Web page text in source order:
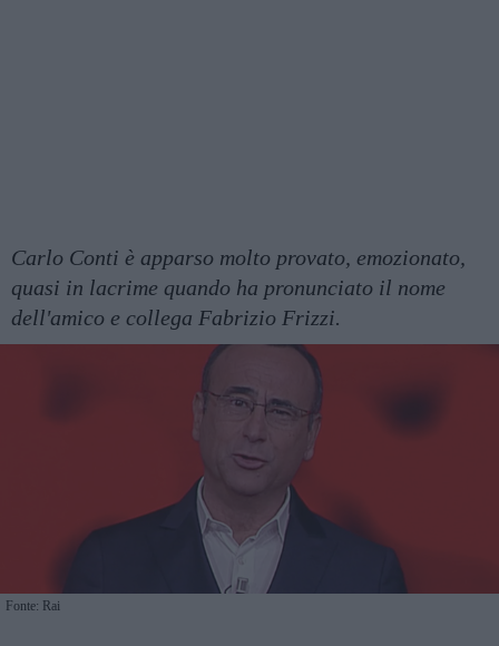
Carlo Conti è apparso molto provato, emozionato,
quasi in lacrime quando ha pronunciato il nome
dell'amico e collega Fabrizio Frizzi.
Fonte: Rai